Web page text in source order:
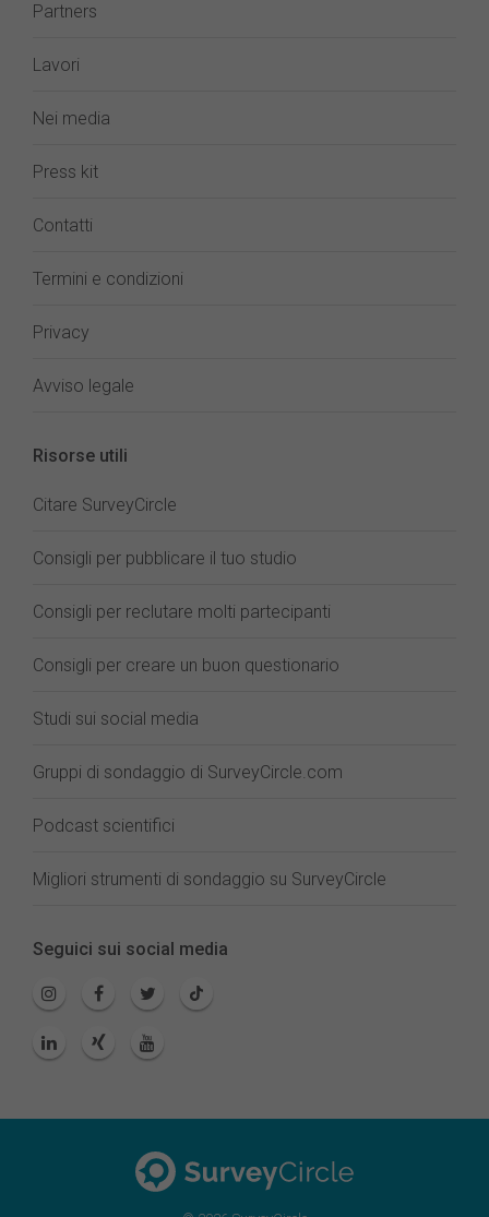
Partners
Lavori
Nei media
Press kit
Contatti
Termini e condizioni
Privacy
Avviso legale
Risorse utili
Citare SurveyCircle
Consigli per pubblicare il tuo studio
Consigli per reclutare molti partecipanti
Consigli per creare un buon questionario
Studi sui social media
Gruppi di sondaggio di SurveyCircle.com
Podcast scientifici
Migliori strumenti di sondaggio su SurveyCircle
Seguici sui social media